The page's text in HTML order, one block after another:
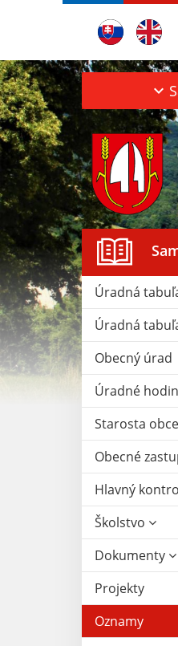
Úradná
Úradná
Obecný úrad
Úradné
Starosta obce
Obecné
Hlavný
Školstvo
Dokumenty
Projekty
Oznamy